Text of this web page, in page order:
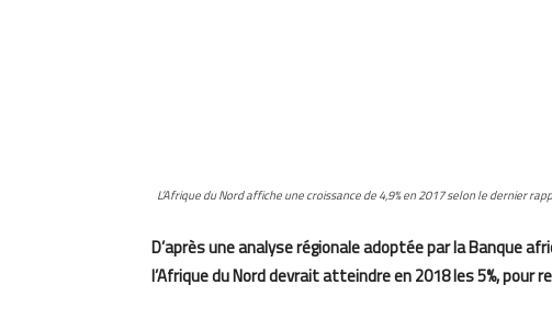
L’Afrique du Nord affiche une croissance de 4,9% en 2017 selon le dernier
D’après une analyse régionale adoptée par la Banque
l’Afrique du Nord devrait atteindre en 2018 les 5%, pour